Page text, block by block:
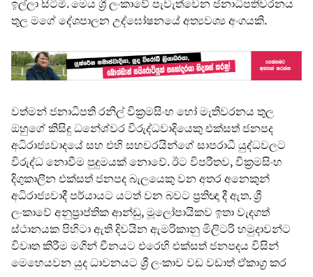
ඉල්ලා සිටිමි. මෙය ශ්‍රී ලංකාවේ පැවැත්වෙන ජනාධිපතිවරනය
තුල මගේ දේශපාලන උද්ඝෝෂනයේ අත්‍යවශ්‍ය අංගයකි.
වත්මන් ජනාධිපති රනිල් වික්‍රමසිංහ හෝ මැතිවරනය තුල
ඔහුගේ කිසිදු ධනේශ්වර විරුද්ධවාදියෙකු එක්සත් ජනපද
අධිරාජ්‍යවාදයේ සහ එහි සහචරයින්ගේ සාපරාධී යුද්ධවලට
විරුද්ධ නොවීම පුදුමයක් නොවේ. ඊට විපරීතව, වික්‍රමසිංහ
දිගුකාලීන එක්සත් ජනපද බැලයෙකු වන අතර අනෙකුන්
අධිරාජ්‍යවාදී පර්යායට යටත් වන බවට ප්‍රතිඥා දී ඇත. ශ්‍රී
ලංකාවේ අනුප්‍රාප්තික ආන්ඩු, මූලෝපායිකව ඉතා වැදගත්
ස්ථානයක පිහි‌ටා ඇති දිවයින ඇමරිකානු මිලිටරි හමුදාවන්ට
විවෘත කිරීම මගින් චීනයට එරෙහි එක්සත් ජනපදය විසින්
මෙහෙයවන යුද ධාවනයට ශ්‍රී ලංකාව වඩ වඩාත් ඒකාග්‍ර කර